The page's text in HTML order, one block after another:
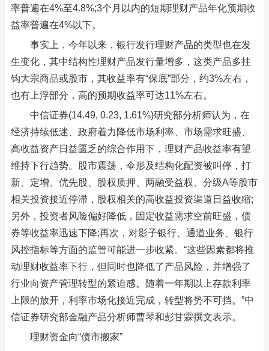
率普遍在4%至4.8%;3个月以内的短期理财产品年化预期收
益率普遍在4%以下。
事实上，今年以来，银行发行理财产品的类型也在发
生变化，其中结构性理财产品发行量增多，这类产品多挂
钩大宗商品或股市，其收益率有“保底”部分，约3%左右，
也有上浮部分，高的预期收益率可达11%左右。
中信证券(14.49, 0.23, 1.61%)研究部分析师认为，在
经济持续低迷、政府着力降低市场利率、市场需求旺盛、
高收益资产日益匮乏的综合作用下，理财产品收益率有望
维持下行趋势。股市震荡，伞形及结构化配资被叫停，打
新、定增、优先股、股权质押、两融受益权、分级A等股市
相关投资接近停滞，股权相关的高收益投资渠道日益收缩;
另外，投资者风险偏好降低，固定收益需求空前旺盛，债
券等收益率迅速下降;再次，对影子银行、通道业务、银行
风控指标等方面的监管可能进一步收紧。“这些因素都将推
动理财收益率下行，但同时也降低了产品风险，并增强了
行业向资产管理转型的紧迫感。随着一年期以上存款利率
上限的放开，利率市场化接近完成，转型将势不可挡。”中
信证券研究部金融产品分析师曹琴和彭甘霖撰文表示。
理财资金向“债市搬家”